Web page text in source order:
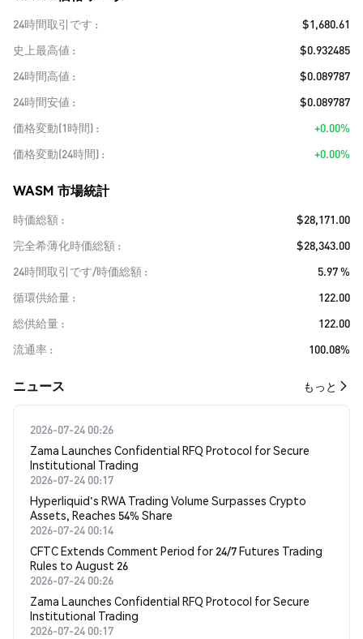
24時間取引です
$1,680.61
史上最高値
$0.932485
24時間高値
$0.089787
24時間安値
$0.089787
価格変動(1時間)
+0.00%
価格変動(24時間)
+0.00%
WASM 市場統計
時価総額
$28,171.00
完全希薄化時価総額
$28,343.00
24時間取引です/時価総額
5.97 %
循環供給量
122.00
総供給量
122.00
流通率
100.08%
​​ニュース​​ もっと
2026-07-24 00:26
Zama Launches Confidential RFQ Protocol for Secure
Institutional Trading
2026-07-24 00:17
Hyperliquid's RWA Trading Volume Surpasses Crypto
Assets, Reaches 54% Share
2026-07-24 00:14
CFTC Extends Comment Period for 24/7 Futures Trading
Rules to August 26
2026-07-24 00:26
Zama Launches Confidential RFQ Protocol for Secure
Institutional Trading
2026-07-24 00:17